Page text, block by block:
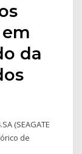
da
(SEAGATE
de